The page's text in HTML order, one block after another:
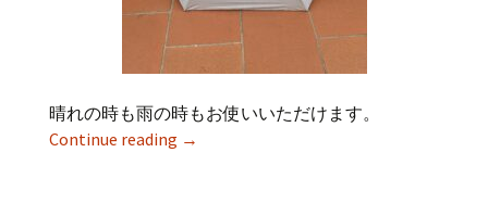
晴れの時も雨の時もお使いいただけます。
Continue reading →